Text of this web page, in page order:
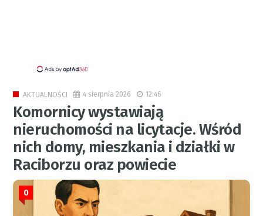
AKTUALNOŚCI 4 sierpnia 2026 12:46
Komornicy wystawiają
nieruchomości na licytacje. Wśród
nich domy, mieszkania i działki w
Raciborzu oraz powiecie
0